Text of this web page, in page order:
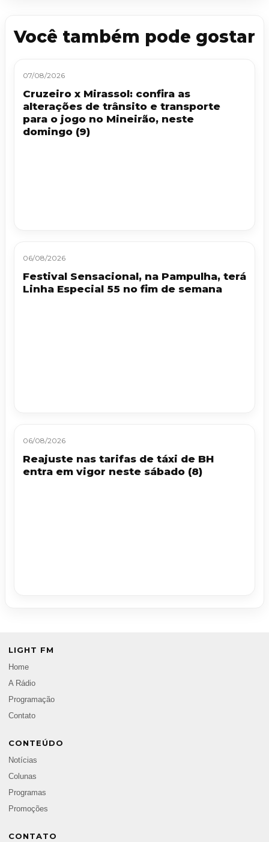
Você também pode gostar
07/08/2026
Cruzeiro x Mirassol: confira as
alterações de trânsito e transporte
para o jogo no Mineirão, neste
domingo (9)
06/08/2026
Festival Sensacional, na Pampulha, terá
Linha Especial 55 no fim de semana
06/08/2026
Reajuste nas tarifas de táxi de BH
entra em vigor neste sábado (8)
LIGHT FM
Home
A Rádio
Programação
Contato
CONTEÚDO
Notícias
Colunas
Programas
Promoções
CONTATO